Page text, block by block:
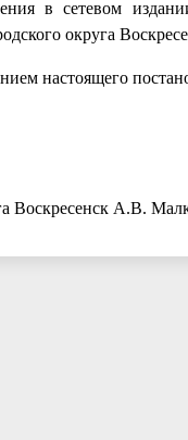
в сетевом
округа
настоящего
Воскресенск А.В.